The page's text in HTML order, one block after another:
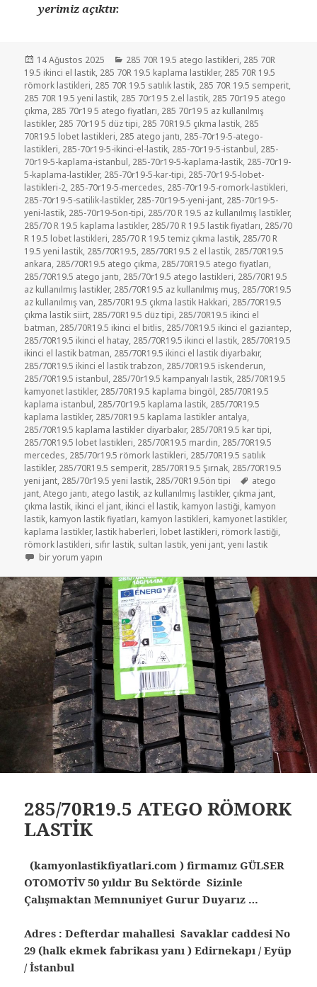
yerimiz açıktır.
Yayın
tarihi
14 Ağustos 2025 Kategoriler
285 70R 19.5 atego lastikleri, 285 70R
19.5 ikinci el lastik, 285 70R 19.5 kaplama lastikler, 285 70R 19.5
römork lastikleri, 285 70R 19.5 satılık lastik, 285 70R 19.5 semperit,
285 70R 19.5 yeni lastik, 285 70r19 5 2.el lastik, 285 70r19 5 atego
çıkma, 285 70r19 5 atego fiyatları, 285 70r19 5 az kullanılmış
lastikler, 285 70r19 5 düz tipi, 285 70R19.5 çıkma lastik, 285
70R19.5 lobet lastikleri, 285 atego jantı, 285-70r19-5-atego-
lastikleri, 285-70r19-5-ikinci-el-lastik, 285-70r19-5-istanbul, 285-
70r19-5-kaplama-istanbul, 285-70r19-5-kaplama-lastik, 285-70r19-
5-kaplama-lastikler, 285-70r19-5-kar-tipi, 285-70r19-5-lobet-
lastikleri-2, 285-70r19-5-mercedes, 285-70r19-5-romork-lastikleri,
285-70r19-5-satilik-lastikler, 285-70r19-5-yeni-jant, 285-70r19-5-
yeni-lastik, 285-70r19-5on-tipi, 285/70 R 19.5 az kullanılmış lastikler,
285/70 R 19.5 kaplama lastikler, 285/70 R 19.5 lastik fiyatları, 285/70
R 19.5 lobet lastikleri, 285/70 R 19.5 temiz çıkma lastik, 285/70 R
19.5 yeni lastik, 285/70R19.5, 285/70R19.5 2 el lastik, 285/70R19.5
ankara, 285/70R19.5 atego çıkma, 285/70R19.5 atego fiyatları,
285/70R19.5 atego jantı, 285/70r19.5 atego lastikleri, 285/70R19.5
az kullanılmış lastikler, 285/70R19.5 az kullanılmış muş, 285/70R19.5
az kullanılmış van, 285/70R19.5 çıkma lastik Hakkari, 285/70R19.5
çıkma lastik siirt, 285/70R19.5 düz tipi, 285/70R19.5 ikinci el
batman, 285/70R19.5 ikinci el bitlis, 285/70R19.5 ikinci el gaziantep,
285/70R19.5 ikinci el hatay, 285/70R19.5 ikinci el lastik, 285/70R19.5
ikinci el lastik batman, 285/70R19.5 ikinci el lastik diyarbakır,
285/70R19.5 ikinci el lastik trabzon, 285/70R19.5 iskenderun,
285/70R19.5 istanbul, 285/70r19.5 kampanyalı lastik, 285/70R19.5
kamyonet lastikler, 285/70R19.5 kaplama bingöl, 285/70R19.5
kaplama istanbul, 285/70r19.5 kaplama lastik, 285/70R19.5
kaplama lastikler, 285/70R19.5 kaplama lastikler antalya,
285/70R19.5 kaplama lastikler diyarbakır, 285/70R19.5 kar tipi,
285/70R19.5 lobet lastikleri, 285/70R19.5 mardin, 285/70R19.5
mercedes, 285/70r19.5 römork lastikleri, 285/70R19.5 satılık
lastikler, 285/70R19.5 semperit, 285/70R19.5 Şırnak, 285/70R19.5
yeni jant, 285/70r19.5 yeni lastik, 285/70R19.5ön tipi Etiketler
atego
jant,Atego jantı, atego lastik, az kullanılmış lastikler, çıkma jant,
çıkma lastik, ikinci el jant, ikinci el lastik, kamyon lastiği, kamyon
lastik, kamyon lastik fiyatları, kamyon lastikleri, kamyonet lastikler,
kaplama lastikler, lastik haberleri, lobet lastikleri, römork lastiği,
römork lastikleri, sıfır lastik, sultan lastik,yeni jant,yeni lastik
285/70R19.5 İKİNCİ EL ÇIKMA LASTİK RÖMORK LASTİKLER için
bir yorum yapın
285/70R19.5 ATEGO RÖMORK
LASTİK
(kamyonlastikfiyatlari.com ) firmamız GÜLSER
OTOMOTİV 50 yıldır Bu Sektörde Sizinle
Çalışmaktan Memnuniyet Gurur Duyarız …
Adres : Defterdar mahallesi Savaklar caddesi No
29 (halk ekmek fabrikası yanı ) Edirnekapı / Eyüp
/ İstanbul